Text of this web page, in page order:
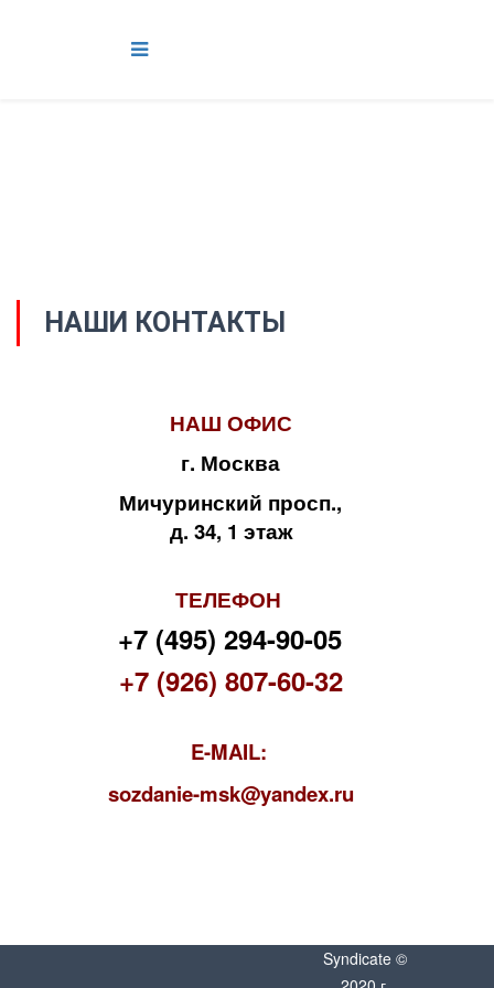
НАШИ КОНТАКТЫ
НАШ ОФИС
г. Москва
Мичуринский просп.,
д. 34, 1 этаж
ТЕЛЕФОН
+7 (495) 294-90-05
+7 (926) 807-60-32
E-MAIL:
sozdanie-msk@yandex.ru
Syndicate ©